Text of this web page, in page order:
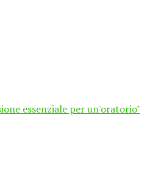
essenziale per un'oratorio"